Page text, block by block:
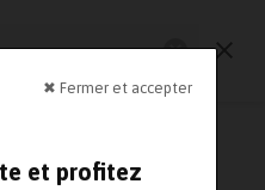
✖ Fermer et accepter
et profitez
Contrôle Qualité
IMT Nord